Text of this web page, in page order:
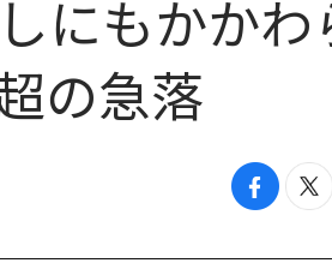
にもかかわ
の急落